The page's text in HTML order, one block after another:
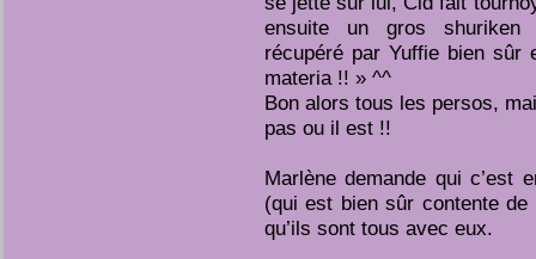
ensuite un gros
récupéré par Yuffie bien sûr
materia !! » ^^
Bon alors tous les persos,
pas ou il est !!
Marlène demande qui c’est
(qui est bien sûr contente
qu’ils sont tous avec eux.